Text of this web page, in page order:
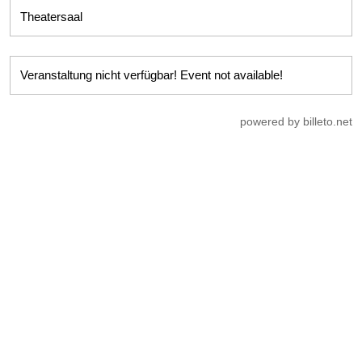
Theatersaal
Veranstaltung nicht verfügbar! Event not available!
powered by billeto.net